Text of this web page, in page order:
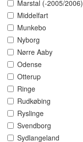
Marstal (-2005/2006)
Middelfart
Munkebo
Nyborg
Nørre Aaby
Odense
Otterup
Ringe
Rudkøbing
Ryslinge
Svendborg
Sydlangeland